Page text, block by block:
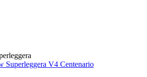
Superleggera V4 Centenario